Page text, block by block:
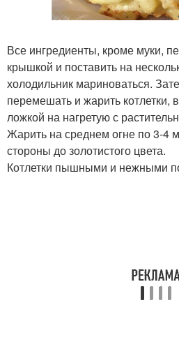
Все ингредиенты, кроме муки,
крышкой и поставить на
холодильник мариноваться.
перемешать и жарить котлетки,
ложкой на нагретую с
Жарить на среднем огне по 3-4
стороны до золотистого цвета.
Котлетки пышными и нежными